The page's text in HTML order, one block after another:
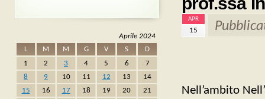
APR
15
Nell’ambito
Aprile 2024
L
M M G V S
D
1
2 3 4 5 6
7
8
9 10 11 12 13
14
15
16 17 18 19 20
21